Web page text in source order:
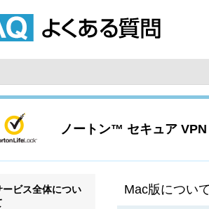
ノートン™ セキュア VPN
Mac版につい
ービス全体につい